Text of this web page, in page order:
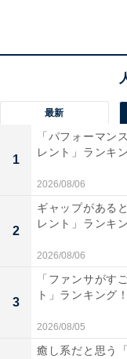
1位：目黒蓮（
最新
1
「パフォーマン
レント」ランキ
2026/08/06
2
ギャップがある
レント」ランキ
2026/08/06
3
「ファンサがす
ト」ランキング
2026/08/05
癒し系だと思う